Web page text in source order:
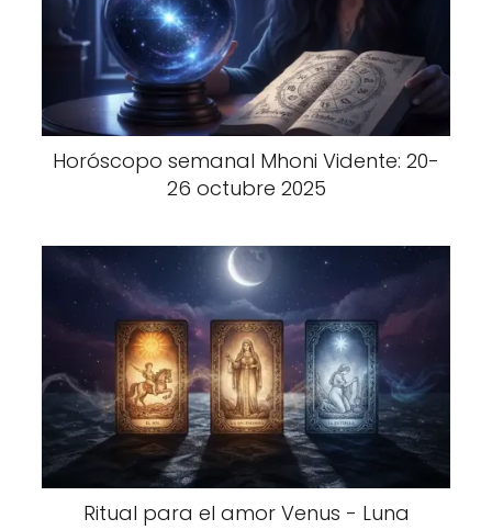
Horóscopo semanal Mhoni Vidente: 20-
26 octubre 2025
Ritual para el amor Venus - Luna